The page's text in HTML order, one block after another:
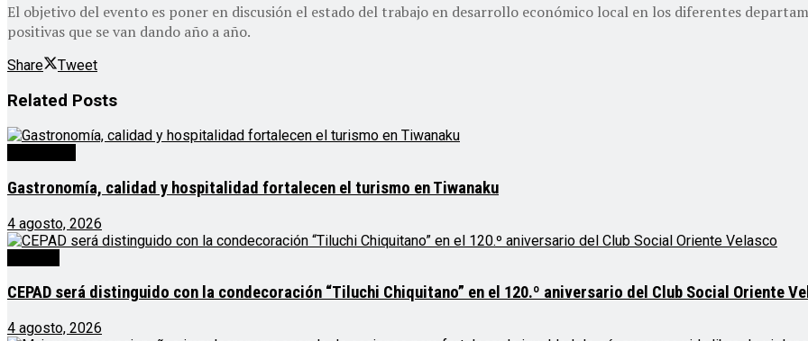
El objetivo del evento es poner en discusión el estado del trabajo en desarrollo económico local en los diferentes
positivas que se van dando año a año.
Share Tweet
Related Posts
Gastronomía, calidad y hospitalidad fortalecen el turismo en Tiwanaku
4 agosto, 2026
CEPAD será distinguido con la condecoración “Tiluchi Chiquitano” en el 120.º aniversario del Club Social Oriente
4 agosto, 2026